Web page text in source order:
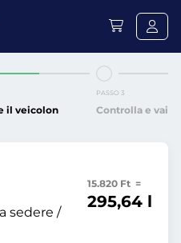
il veicolon
PASSO 3
Controlla e vai
sedere /
15.820 Ft =
295,64 l